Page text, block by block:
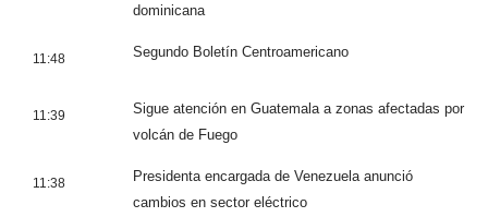
dominicana
11:48 Segundo Boletín Centroamericano
11:39
Sigue atención en Guatemala a zonas afectadas por
volcán de Fuego
11:38
Presidenta encargada de Venezuela anunció
cambios en sector eléctrico